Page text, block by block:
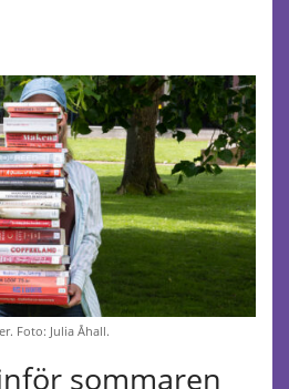
Foto: Julia Åhall.
sommaren